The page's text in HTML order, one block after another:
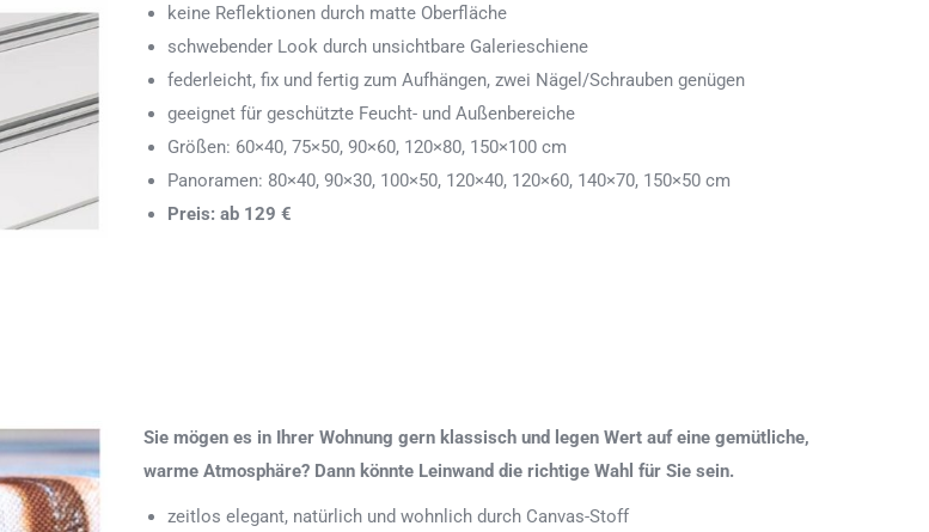
keine Reflektionen durch matte Oberfläche
schwebender Look durch unsichtbare Galerieschiene
federleicht, fix und fertig zum Aufhängen, zwei Nägel/Schrauben genügen
geeignet für geschützte Feucht- und Außenbereiche
Größen: 60×40, 75×50, 90×60, 120×80, 150×100 cm
Panoramen: 80×40, 90×30, 100×50, 120×40, 120×60, 140×70, 150×50 cm
Preis: ab 129 €
Sie mögen es in Ihrer Wohnung gern klassisch und legen Wert auf eine gemütliche,
warme Atmosphäre? Dann könnte Leinwand die richtige Wahl für Sie sein.
zeitlos elegant, natürlich und wohnlich durch Canvas-Stoff